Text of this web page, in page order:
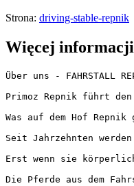
Strona: driving-stable-repnik
Więcej informacji
Über uns - FAHRSTALL
Primoz Repnik führt
Was auf dem Hof
Seit Jahrzehnten
Erst wenn sie
Die Pferde aus dem